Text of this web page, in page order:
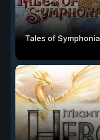
Tales of Symphonia